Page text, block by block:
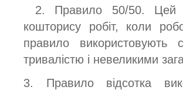
2. Правило 50/50. Цей
кошторису робіт, коли
правило використовують
тривалістю і невеликими
3. Правило відсотка